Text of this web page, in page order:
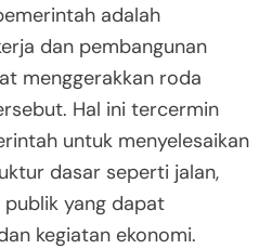
adalah
dan pembangunan
menggerakkan roda
Hal ini tercermin
untuk menyelesaikan
dasar seperti jalan,
yang dapat
kegiatan ekonomi.